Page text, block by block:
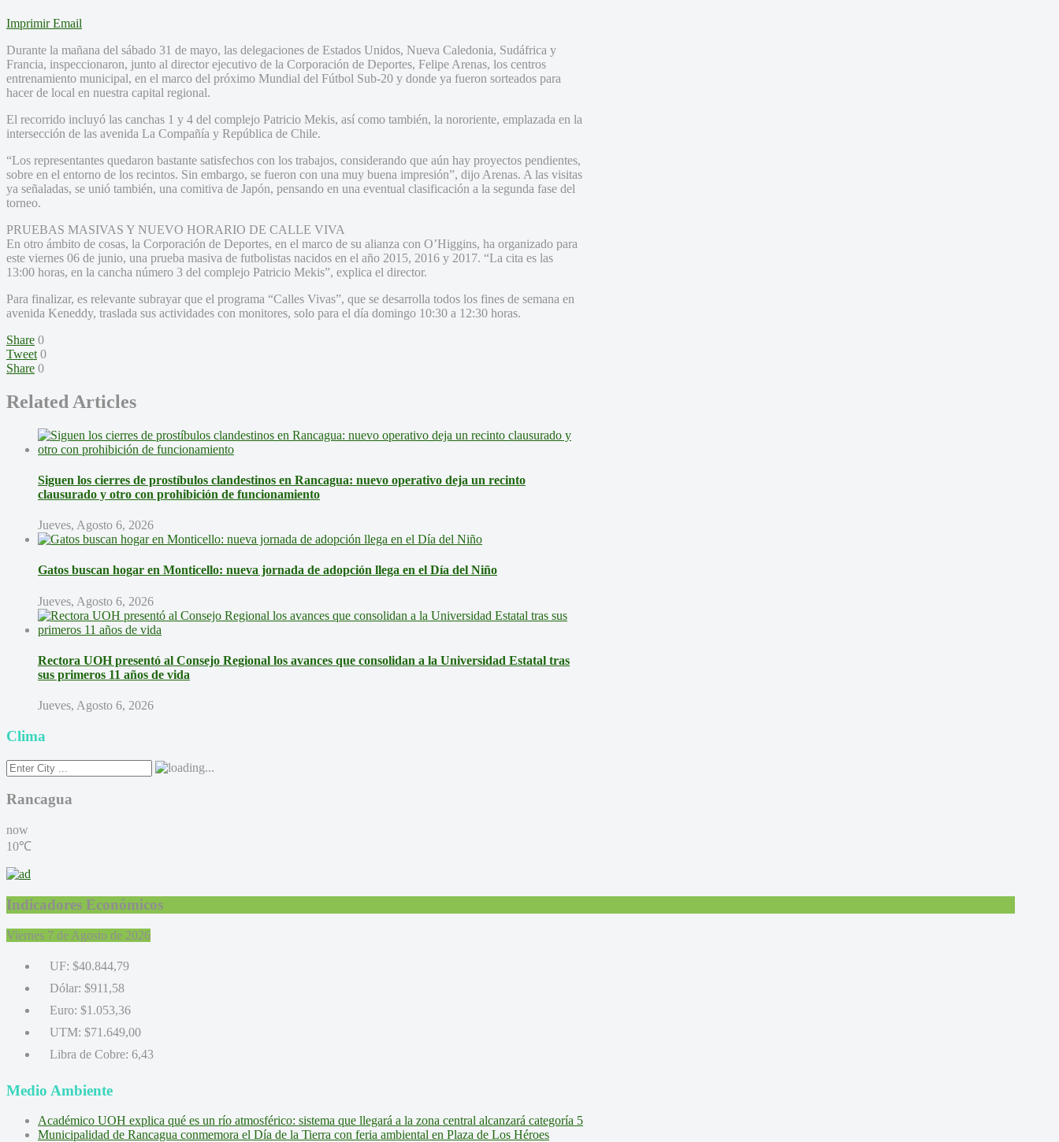
Imprimir Email
Durante la mañana del sábado 31 de mayo, las delegaciones de Estados Unidos, Nueva Caledonia, Sudáfrica y
Francia, inspeccionaron, junto al director ejecutivo de la Corporación de Deportes, Felipe Arenas, los centros
entrenamiento municipal, en el marco del próximo Mundial del Fútbol Sub-20 y donde ya fueron sorteados para
hacer de local en nuestra capital regional.
El recorrido incluyó las canchas 1 y 4 del complejo Patricio Mekis, así como también, la nororiente, emplazada en la
intersección de las avenida La Compañía y República de Chile.
“Los representantes quedaron bastante satisfechos con los trabajos, considerando que aún hay proyectos pendientes,
sobre en el entorno de los recintos. Sin embargo, se fueron con una muy buena impresión”, dijo Arenas. A las visitas
ya señaladas, se unió también, una comitiva de Japón, pensando en una eventual clasificación a la segunda fase del
torneo.
PRUEBAS MASIVAS Y NUEVO HORARIO DE CALLE VIVA
En otro ámbito de cosas, la Corporación de Deportes, en el marco de su alianza con O’Higgins, ha organizado para
este viernes 06 de junio, una prueba masiva de futbolistas nacidos en el año 2015, 2016 y 2017. “La cita es las
13:00 horas, en la cancha número 3 del complejo Patricio Mekis”, explica el director.
Para finalizar, es relevante subrayar que el programa “Calles Vivas”, que se desarrolla todos los fines de semana en
avenida Keneddy, traslada sus actividades con monitores, solo para el día domingo 10:30 a 12:30 horas.
Share 0
Tweet 0
Share 0
Related Articles
Siguen los cierres de prostíbulos clandestinos en Rancagua: nuevo operativo deja un recinto
clausurado y otro con prohibición de funcionamiento
Jueves, Agosto 6, 2026
Gatos buscan hogar en Monticello: nueva jornada de adopción llega en el Día del Niño
Jueves, Agosto 6, 2026
Rectora UOH presentó al Consejo Regional los avances que consolidan a la Universidad Estatal tras
sus primeros 11 años de vida
Jueves, Agosto 6, 2026
Clima
Rancagua
now
10℃
Indicadores Económicos
Viernes 7 de Agosto de 2026
UF: $40.844,79
Dólar: $911,58
Euro: $1.053,36
UTM: $71.649,00
Libra de Cobre: 6,43
Medio Ambiente
Académico UOH explica qué es un río atmosférico: sistema que llegará a la zona central alcanzará categoría 5
Municipalidad de Rancagua conmemora el Día de la Tierra con feria ambiental en Plaza de Los Héroes